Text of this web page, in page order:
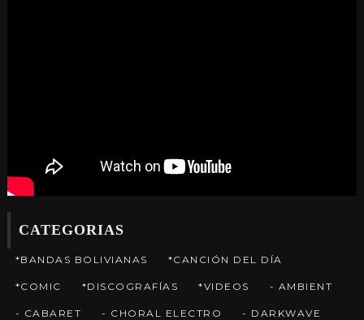
CATEGORIAS
*BANDAS BOLIVIANAS *CANCIÓN DEL DÍA
*COMIC *DISCOGRAFÍAS *VIDEOS - AMBIENT
- CABARET - CHORAL ELECTRO - DARKWAVE